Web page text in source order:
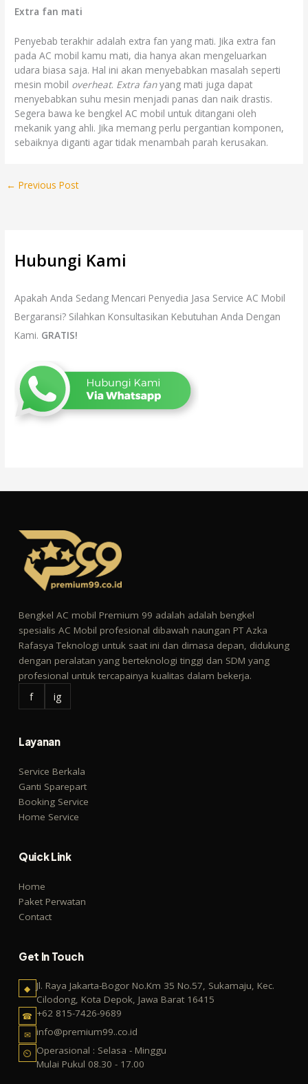
Extra fan mati
Penyebab terakhir adalah extra fan yang mati. Jika extra fan
pada AC mobil kamu mati, dia hanya akan mengeluarkan
udara biasa saja. Hal ini akan menyebabkan masalah seperti
mesin mobil overheat. Extra fanyang mati juga dapat
menyebabkan suhu mesin menjadi panas dan naik drastis.
Segera bawa ke bengkel AC mobil untuk ditangani oleh
mekanik yang ahli. Jika memang perlu pergantian komponen,
sebaiknya diganti agar tidak menambah parah kerusakan.
← Previous Post
Hubungi Kami
Apakah Anda Sedang Mencari Penyedia Jasa Service AC Mobil
Bergaransi? Silahkan Konsultasikan Kebutuhan Anda Dengan
Kami. GRATIS!
Bengkel AC mobil Premium 99 adalah adalah bengkel
spesialis AC Mobil profesional dibawah naungan PT Azka
Rafasya Teknologi untuk saat ini dan dimasa depan, didukung
dengan peralatan yang berteknologi tinggi dan SDM yang
profesional untuk tercapainya kualitas dalam bekerja.
f ig
Layanan
Service Berkala
Ganti Sparepart
Booking Service
Home Service
Quick Link
Home
Paket Perwatan
Contact
Get In Touch
◆
Jl. Raya Jakarta-Bogor No.Km 35 No.57, Sukamaju, Kec.
Cilodong, Kota Depok, Jawa Barat 16415
☎ +62 815-7426-9689
✉ info@premium99..co.id
⏲ Operasional : Selasa - Minggu
Mulai Pukul 08.30 - 17.00